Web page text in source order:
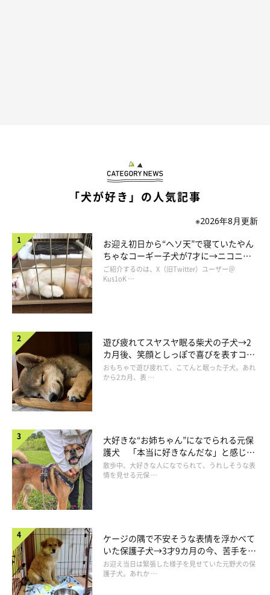
関連記事:
「知ってるぞ！こっちのほうが効率がイイって
ことをな!!」策士ーズー・奇襲編|連載「シーズ
ー犬のてんぽ」第120回
【連載】シーズー犬のてんぽ いちいち待ってられん！シーズーは
意外と策士である
関連記事:
強烈な前足で一撃必殺！追いつけない原因を絶
つ策士ーズー・根絶編|連載「シーズー犬のてん
ぽ」第121回
【連載】シーズー犬のてんぽ ここが急所ってことも分かっとるん
やで！ シーズーは意外と策士（根絶編）
「犬が好き」の人気記事
※2026年8月更新
お迎え初日から“ヘソ天”で寝ていたやん
ちゃなコーギー子犬が7才に→ニコニ
コ“コーギースマイル”が魅力のコに成
長！
ご紹介するのは、X（旧Twitter）ユーザー＠
Kus1oK …
遊び疲れてスヤスヤ眠る柴犬の子犬→2
カ月後、笑顔としっぽで喜びを表すコに
成長！
おもちゃで遊び疲れて、こてんと眠った子犬。あれ
から2カ月、表 …
大好きな“お姉ちゃん”になでられる元保
護犬 「本当に好きなんだな」と感じる
表情にほっこり
散歩中、大好きな人になでられて、うれしそうな表
情を見せる元保 …
ケージの隅で不安そうな表情を浮かべて
いた保護子犬→3才9カ月の今、苦手を克
服し頼もしいコに成長！
お迎え当日は緊張した様子を見せていた元野犬の保
護子犬。あれか …